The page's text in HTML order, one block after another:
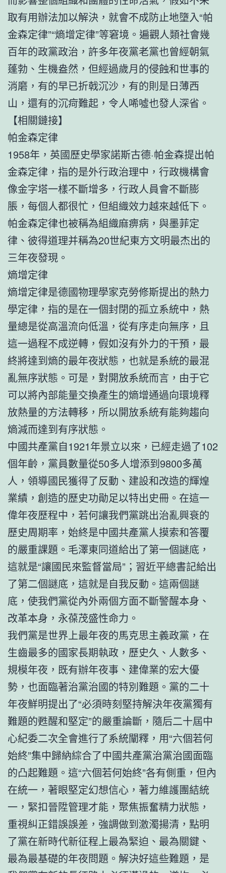
取有用辦法加以解決，就會不成防止地墮入“帕
金森定律”“熵增定律”等窘境。遍觀人類社會幾
百年的政黨政治，許多年夜黨老黨也曾經朝氣
蓬勃、生機盎然，但經過歲月的侵蝕和世事的
消磨，有的早已折戟沉沙，有的則是日薄西
山，還有的沉疴難起，令人唏噓也發人深省。
【相關鏈接】
帕金森定律
1958年，英國歷史學家諾斯古德·帕金森提出帕
金森定律，指的是外行政治理中，行政機構會
像金字塔一樣不斷增多，行政人員會不斷膨
脹，每個人都很忙，但組織效力越來越低下。
帕金森定律也被稱為組織麻痹病，與墨菲定
律、彼得道理并稱為20世紀東方文明最杰出的
三年夜發現。
熵增定律
熵增定律是德國物理學家克勞修斯提出的熱力
學定律，指的是在一個封閉的孤立系統中，熱
量總是從高溫流向低溫，從有序走向無序，且
這一過程不成逆轉，假如沒有外力的干預，最
終將達到熵的最年夜狀態，也就是系統的最混
亂無序狀態。可是，對開放系統而言，由于它
可以將內部能量交換產生的熵增通過向環境釋
放熱量的方法轉移，所以開放系統有能夠趨向
熵減而達到有序狀態。
中國共產黨自1921年景立以來，已經走過了102
個年齡，黨員數量從50多人增添到9800多萬
人，領導國民獲得了反動、建設和改造的輝煌
業績，創造的歷史功勛足以特出史冊。在這一
偉年夜歷程中，若何讓我們黨跳出治亂興衰的
歷史周期率，始終是中國共產黨人摸索和答覆
的嚴重課題。毛澤東同道給出了第一個謎底，
這就是“讓國民來監督當局”；習近平總書記給出
了第二個謎底，這就是自我反動。這兩個謎
底，使我們黨從內外兩個方面不斷警醒本身、
改革本身，永葆茂盛性命力。
我們黨是世界上最年夜的馬克思主義政黨，在
生齒最多的國家長期執政，歷史久、人數多、
規模年夜，既有辦年夜事、建偉業的宏大優
勢，也面臨著治黨治國的特別難題。黨的二十
年夜鮮明提出了“必須時刻堅持解決年夜黨獨有
難題的甦醒和堅定”的嚴重論斷，隨后二十屆中
心紀委二次全會進行了系統闡釋，用“六個若何
始終”集中歸納綜合了中國共產黨治黨治國面臨
的凸起難題。這“六個若何始終”各有側重，但內
在統一，著眼堅定幻想信心，著力維護團結統
一，緊扣晉陞管理才能，聚焦振奮精力狀態，
重視糾正錯誤誤差，強調做到激濁揚清，點明
了黨在新時代新征程上最為緊迫、最為關鍵、
最為最基礎的年夜問題。解決好這些難題，是